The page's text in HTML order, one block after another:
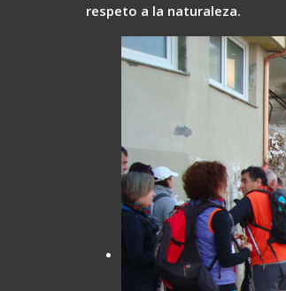
respeto a la naturaleza.